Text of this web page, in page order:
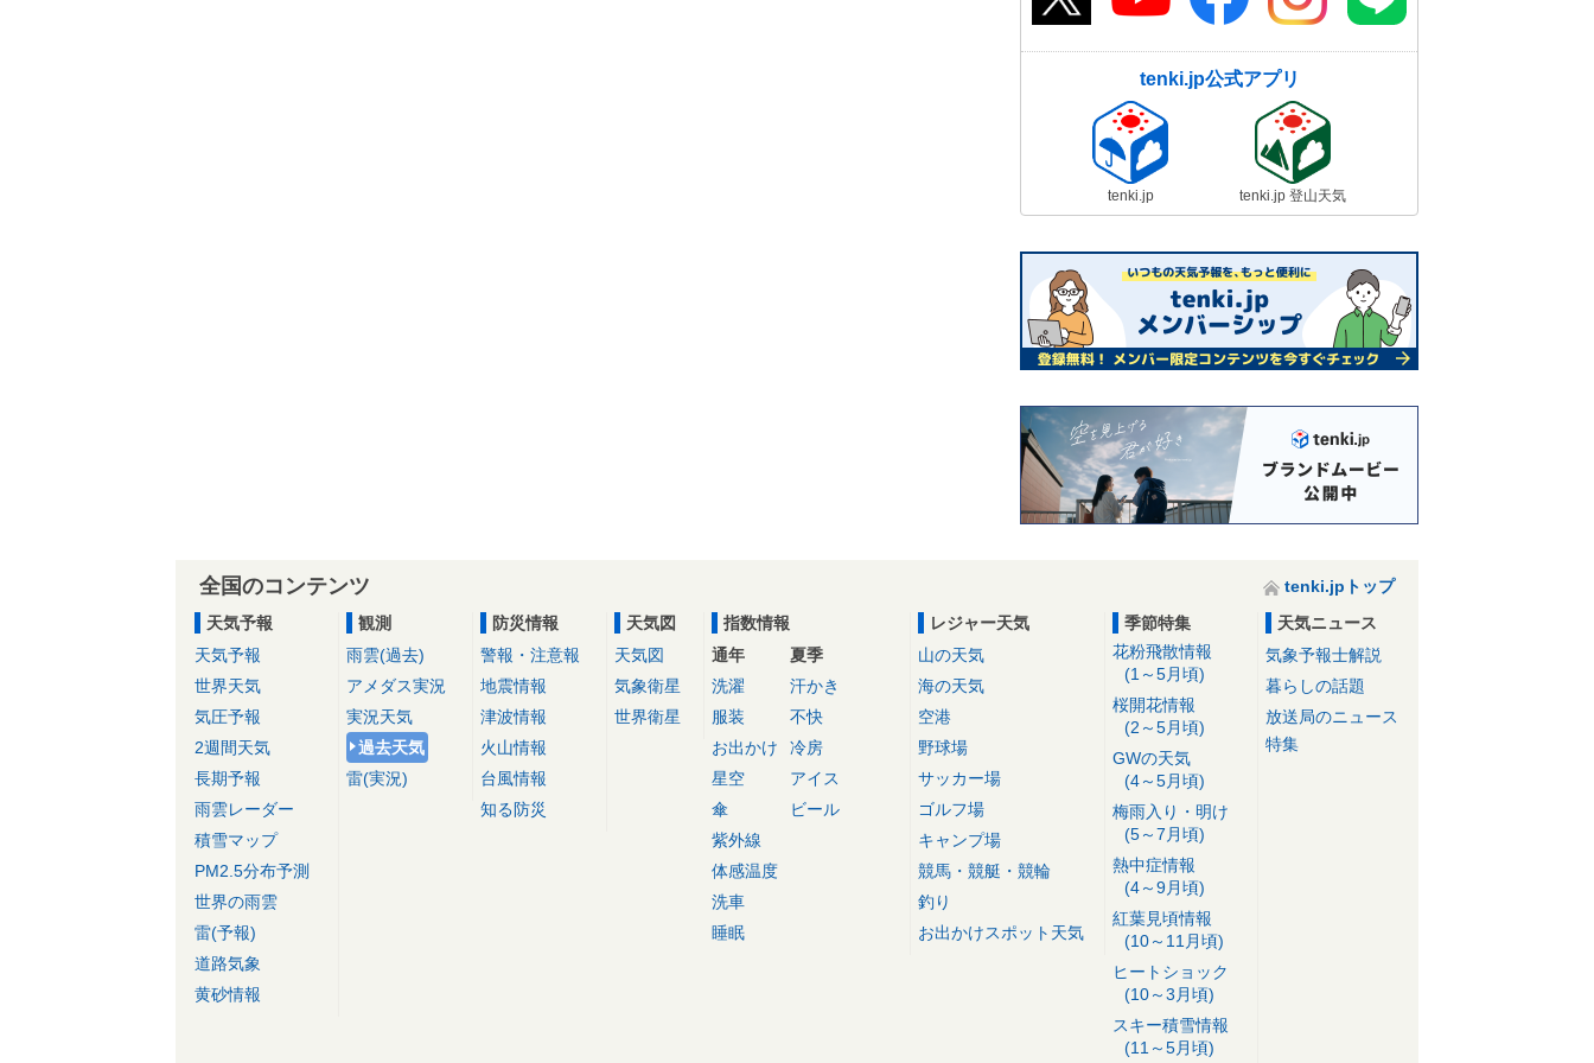
tenki.jp公式アプリ
tenki.jp tenki.jp 登山天気
全国のコンテンツ
tenki.jpトップ
天気予報
天気予報
世界天気
気圧予報
2週間天気
長期予報
雨雲レーダー
積雪マップ
PM2.5分布予測
世界の雨雲
雷(予報)
道路気象
黄砂情報
観測
雨雲(過去)
アメダス実況
実況天気
過去天気
雷(実況)
防災情報
警報・注意報
地震情報
津波情報
火山情報
台風情報
知る防災
天気図
天気図
気象衛星
世界衛星
指数情報
通年
洗濯
服装
お出かけ
星空
傘
紫外線
体感温度
洗車
睡眠
夏季
汗かき
不快
冷房
アイス
ビール
レジャー天気
山の天気
海の天気
空港
野球場
サッカー場
ゴルフ場
キャンプ場
競馬・競艇・競輪
釣り
お出かけスポット天気
季節特集
花粉飛散情報
(1～5月頃)
桜開花情報
(2～5月頃)
GWの天気
(4～5月頃)
梅雨入り・明け
(5～7月頃)
熱中症情報
(4～9月頃)
紅葉見頃情報
(10～11月頃)
ヒートショック
(10～3月頃)
スキー積雪情報
(11～5月頃)
天気ニュース
気象予報士解説
暮らしの話題
放送局のニュース
特集